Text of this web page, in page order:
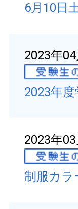
6月10日
2023年04
2023年
2023年03
制服カラ